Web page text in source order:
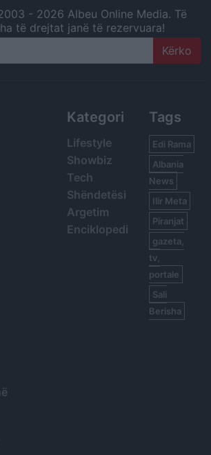
- 2026 Albeu Online Media. Të
të drejtat janë të rezervuara!
Kategori
Lifestyle
Showbiz
Tech
Shëndetësi
Argetim
Enciklopedi
Tags
Edi Rama
Albania
News
Ilir Meta
Piranjat
gazeta,
tv,
portale
Sali
Berisha